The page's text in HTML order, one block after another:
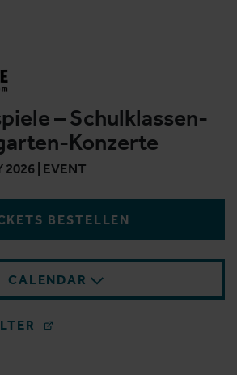
– Schulklassen-
Konzerte
2026 | EVENT
BESTELLEN
CALENDAR